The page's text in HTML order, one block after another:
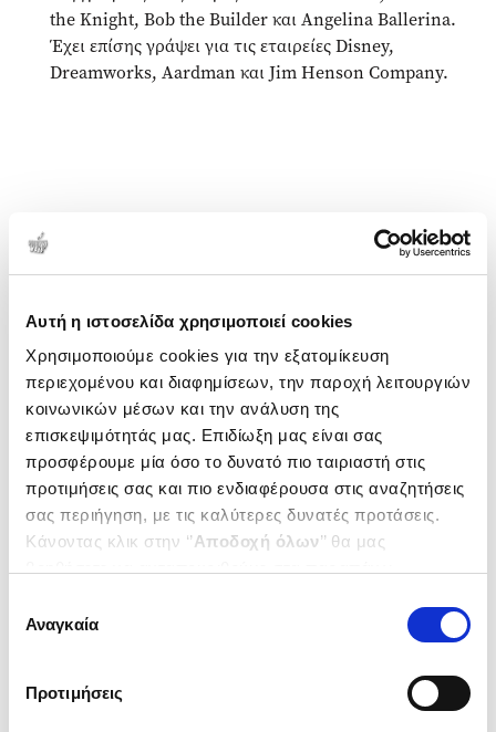
Αυτή η ιστοσελίδα χρησιμοποιεί cookies
Χρησιμοποιούμε cookies για την εξατομίκευση
περιεχομένου και διαφημίσεων, την παροχή λειτουργιών
κοινωνικών μέσων και την ανάλυση της
επισκεψιμότητάς μας. Επιδίωξη μας είναι σας
προσφέρουμε μία όσο το δυνατό πιο ταιριαστή στις
προτιμήσεις σας και πιο ενδιαφέρουσα στις αναζητήσεις
σας περιήγηση, με τις καλύτερες δυνατές προτάσεις.
Κάνοντας κλικ στην ‘’Αποδοχή όλων’’ θα μας
ενδιαφέρουν και να επιλέξετε από τα παρακάτω με την
΄΄και να ενημερωθείτε σχετικά με
συγκατάθεσης
Αναγκαία
Προτιμήσεις
the Knight, Bob the Builder και Angelina Ballerina.
Έχει επίσης γράψει για τις εταιρείες Disney,
Dreamworks, Aardman και Jim Henson Company.
Δημοτικότητα
(P/B) Writing for Animation
Κωδ. Πολιτείας:5400-0093